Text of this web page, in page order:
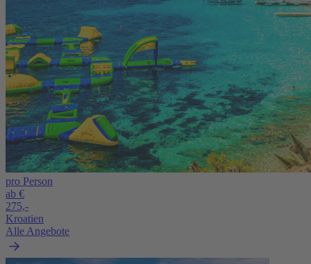
pro Person
ab €
275,-
Kroatien
Alle Angebote